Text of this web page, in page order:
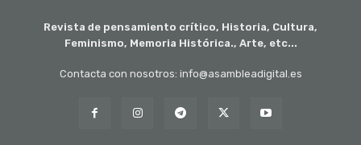
Revista de pensamiento crítico, Historia, Cultura,
Feminismo, Memoria Histórica., Arte, etc...
Contacta con nosotros: info@asambleadigital.es